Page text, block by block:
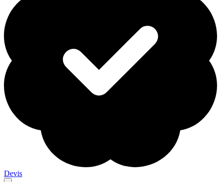
Devis